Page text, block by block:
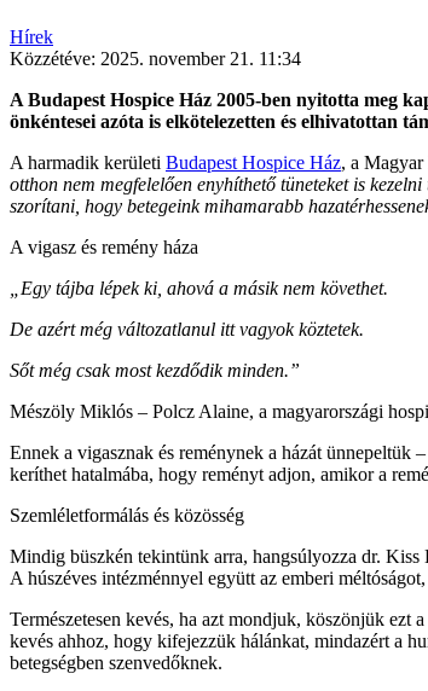
Hírek
Közzétéve: 2025. november 21. 11:34
A Budapest Hospice Ház 2005-ben nyitotta meg
önkéntesei azóta is elkötelezetten és elhivatottan
A harmadik kerületi Budapest Hospice Ház, a
otthon nem megfelelően enyhíthető tüneteket is
szorítani, hogy betegeink mihamarabb
A vigasz és remény háza
„Egy tájba lépek ki, ahová a másik nem követhet.
De azért még változatlanul itt vagyok köztetek.
Sőt még csak most kezdődik minden.”
Mészöly Miklós – Polcz Alaine, a magyarországi
Ennek a vigasznak és reménynek a házát ünnepeltük
keríthet hatalmába, hogy reményt adjon, amikor a
Szemléletformálás és közösség
Mindig büszkén tekintünk arra, hangsúlyozza dr. Kiss
A húszéves intézménnyel együtt az emberi
Természetesen kevés, ha azt mondjuk, köszönjük ezt
kevés ahhoz, hogy kifejezzük hálánkat, mindazért a
betegségben szenvedőknek.